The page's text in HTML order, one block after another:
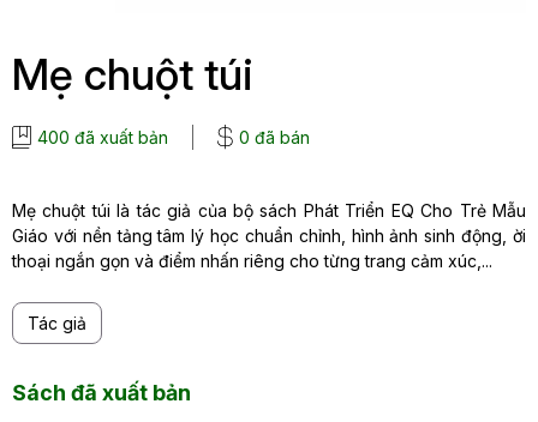
Mẹ chuột túi
400 đã xuất bản 0 đã bán
Mẹ chuột túi là tác giả của bộ sách Phát Triển EQ Cho Trẻ Mẫu
Giáo với nền tảng tâm lý học chuẩn chỉnh, hình ảnh sinh động, ời
thoại ngắn gọn và điểm nhấn riêng cho từng trang cảm xúc,...
Tác giả
Sách đã xuất bản